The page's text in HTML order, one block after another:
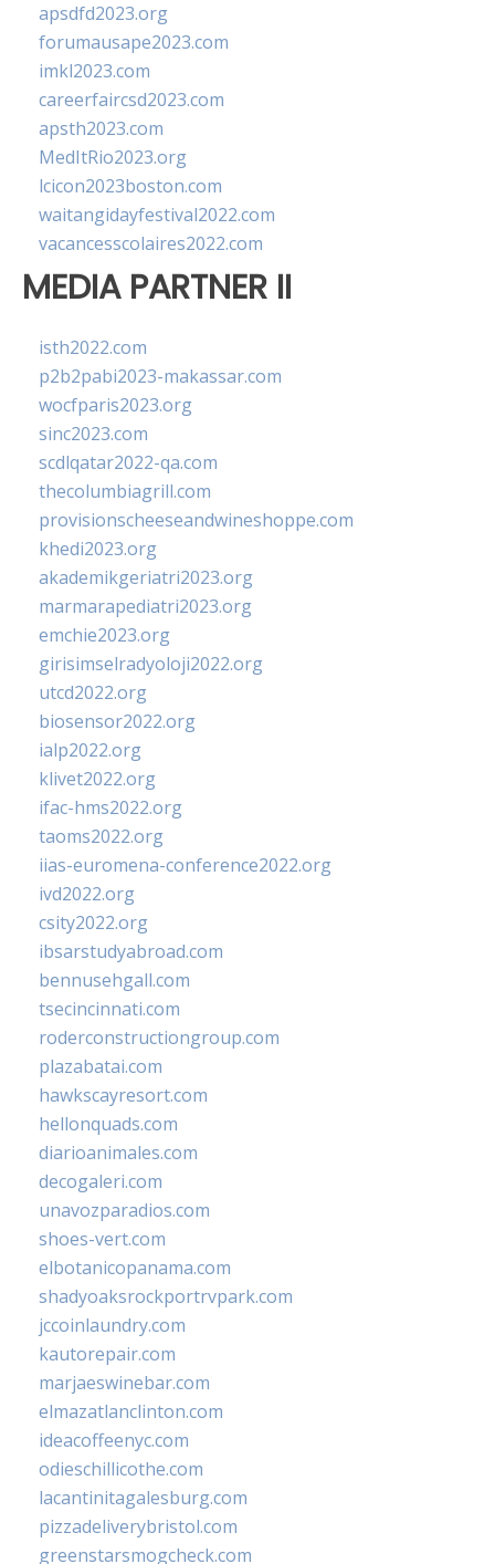
apsdfd2023.org
forumausape2023.com
imkl2023.com
careerfaircsd2023.com
apsth2023.com
MedItRio2023.org
lcicon2023boston.com
waitangidayfestival2022.com
vacancesscolaires2022.com
MEDIA PARTNER II
isth2022.com
p2b2pabi2023-makassar.com
wocfparis2023.org
sinc2023.com
scdlqatar2022-qa.com
thecolumbiagrill.com
provisionscheeseandwineshoppe.com
khedi2023.org
akademikgeriatri2023.org
marmarapediatri2023.org
emchie2023.org
girisimselradyoloji2022.org
utcd2022.org
biosensor2022.org
ialp2022.org
klivet2022.org
ifac-hms2022.org
taoms2022.org
iias-euromena-conference2022.org
ivd2022.org
csity2022.org
ibsarstudyabroad.com
bennusehgall.com
tsecincinnati.com
roderconstructiongroup.com
plazabatai.com
hawkscayresort.com
hellonquads.com
diarioanimales.com
decogaleri.com
unavozparadios.com
shoes-vert.com
elbotanicopanama.com
shadyoaksrockportrvpark.com
jccoinlaundry.com
kautorepair.com
marjaeswinebar.com
elmazatlanclinton.com
ideacoffeenyc.com
odieschillicothe.com
lacantinitagalesburg.com
pizzadeliverybristol.com
greenstarsmogcheck.com